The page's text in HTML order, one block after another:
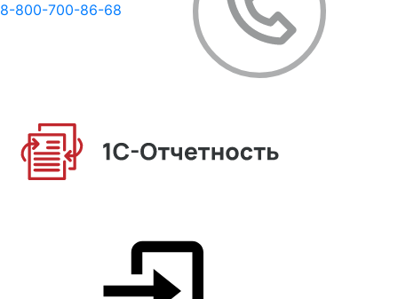
8-800-700-86-68